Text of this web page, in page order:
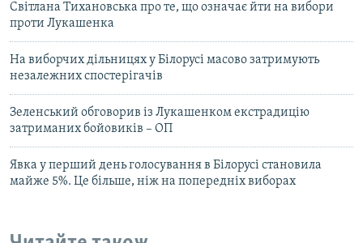
Світлана Тихановська про те, що означає йти на вибори
проти Лукашенка
На виборчих дільницях у Білорусі масово затримують
незалежних спостерігачів
Зеленський обговорив із Лукашенком екстрадицію
затриманих бойовиків – ОП
Явка у перший день голосування в Білорусі становила
майже 5%. Це більше, ніж на попередніх виборах